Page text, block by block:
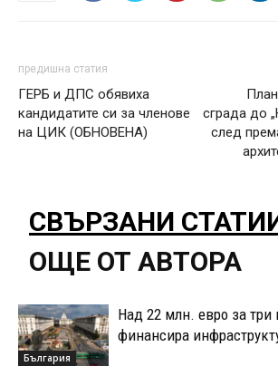
предишна статия
ГЕРБ и ДПС обявиха
кандидатите си за членове
на ЦИК (ОБНОВЕНА)
сграда до
след
СВЪРЗАНИ
ОЩЕ ОТ АВТОРА
България
Над 22 млн. евро за три
финансира